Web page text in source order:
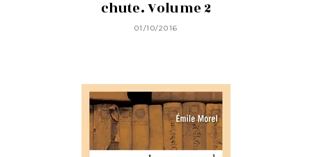
chute. Volume 2
01/10/2016